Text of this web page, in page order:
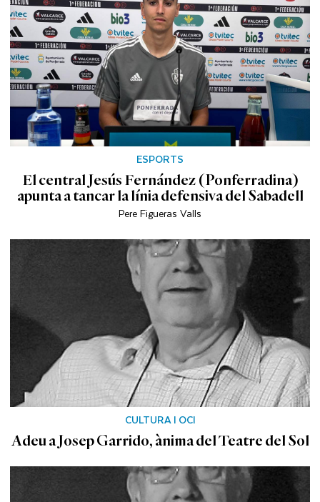
ESPORTS
El central Jesús Fernández (Ponferradina)
apunta a tancar la línia defensiva del Sabadell
Pere Figueras Valls
CULTURA I OCI
Adeu a Josep Garrido, ànima del Teatre del Sol